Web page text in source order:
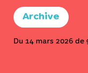
Archive
Du 14 mars 2026 de